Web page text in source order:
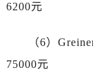
6200元
（6）
75000元